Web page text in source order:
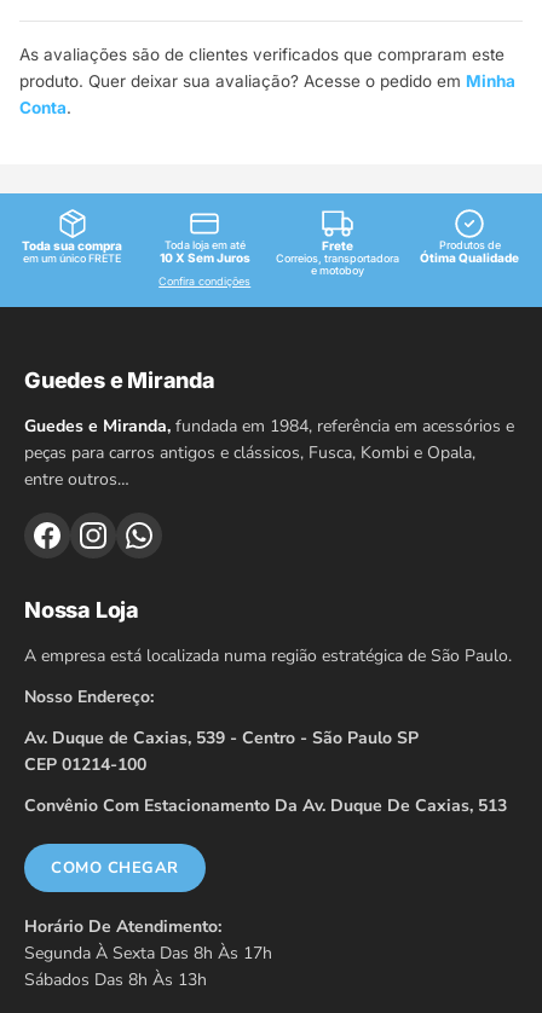
As avaliações são de clientes verificados que compraram este
produto. Quer deixar sua avaliação? Acesse o pedido em Minha
Conta.
Toda sua compra
em um único FRETE
Toda loja em até
10 X Sem Juros
Confira condições
Frete
Correios, transportadora
e motoboy
Produtos de
Ótima Qualidade
Guedes e Miranda
Guedes e Miranda, fundada em 1984, referência em acessórios e
peças para carros antigos e clássicos, Fusca, Kombi e Opala,
entre outros…
Nossa Loja
A empresa está localizada numa região estratégica de São Paulo.
Nosso Endereço:
Av. Duque de Caxias, 539 - Centro - São Paulo SP
CEP 01214-100
Convênio Com Estacionamento Da Av. Duque De Caxias, 513
COMO CHEGAR
Horário De Atendimento:
Segunda À Sexta Das 8h Às 17h
Sábados Das 8h Às 13h